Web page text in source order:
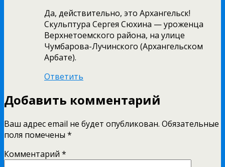
Да, действительно, это Архангельск!
Скульптура Сергея Сюхина — уроженца
Верхнетоемского района, на улице
Чумбарова-Лучинского (Архангельском
Арбате).
Ответить
Добавить комментарий
Ваш адрес email не будет опубликован. Обязательные
поля помечены *
Комментарий *